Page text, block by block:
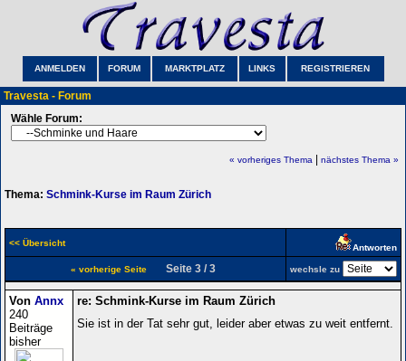
ANMELDEN FORUM MARKTPLATZ LINKS REGISTRIEREN
Travesta - Forum
Wähle Forum:
« vorheriges Thema nächstes Thema »
Thema: Schmink-Kurse im Raum Zürich
<< Übersicht Antworten
« vorherige SeiteSeite 3 / 3 wechsle zu
Von Annx
240
Beiträge
bisher
re: Schmink-Kurse im Raum Zürich
Sie ist in der Tat sehr gut, leider aber etwas zu weit entfernt.